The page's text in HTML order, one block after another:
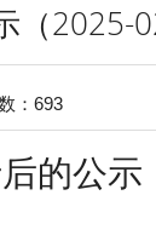
2025-
： 693
的公示